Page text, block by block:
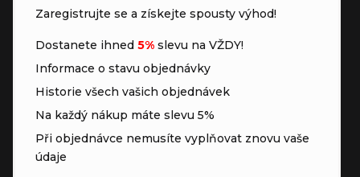
Zaregistrujte se a získejte spousty výhod!
Dostanete ihned 5% slevu na VŽDY!
Informace o stavu objednávky
Historie všech vašich objednávek
Na každý nákup máte slevu 5%
Při objednávce nemusíte vyplňovat znovu vaše
údaje